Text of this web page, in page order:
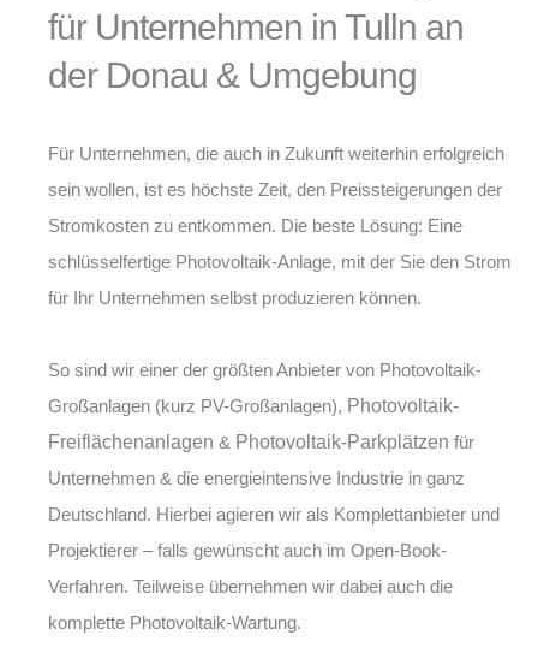
für Unternehmen in Tulln an
der Donau & Umgebung
Für Unternehmen, die auch in Zukunft weiterhin erfolgreich
sein wollen, ist es höchste Zeit, den Preissteigerungen der
Stromkosten zu entkommen. Die beste Lösung: Eine
schlüsselfertige Photovoltaik-Anlage, mit der Sie den Strom
für Ihr Unternehmen selbst produzieren können.
So sind wir einer der größten Anbieter von Photovoltaik-
Großanlagen (kurz PV-Großanlagen), Photovoltaik-
Freiflächenanlagen & Photovoltaik-Parkplätzen für
Unternehmen & die energieintensive Industrie in ganz
Deutschland. Hierbei agieren wir als Komplettanbieter und
Projektierer – falls gewünscht auch im Open-Book-
Verfahren. Teilweise übernehmen wir dabei auch die
komplette Photovoltaik-Wartung.